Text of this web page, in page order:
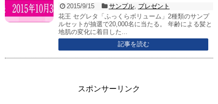
2015/9/15 サンプル, プレゼント
花王 セグレタ「ふっくらボリューム」2種類のサンプ
ルセットが抽選で20,000名に当たる。 年齢による髪と
地肌の変化に着目した...
記事を読む
スポンサーリンク